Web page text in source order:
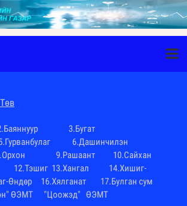
Баяннуур 3.Бугат
6.Дашинчилэн
Орхон 9.Рашаант 10.Сайхан
Тэшиг 13.Хангал 14.Хишиг-
Өндөр 16.Хялганат 17.Булган сум
ӨЭМТ "Цоожэд" ӨЭМТ